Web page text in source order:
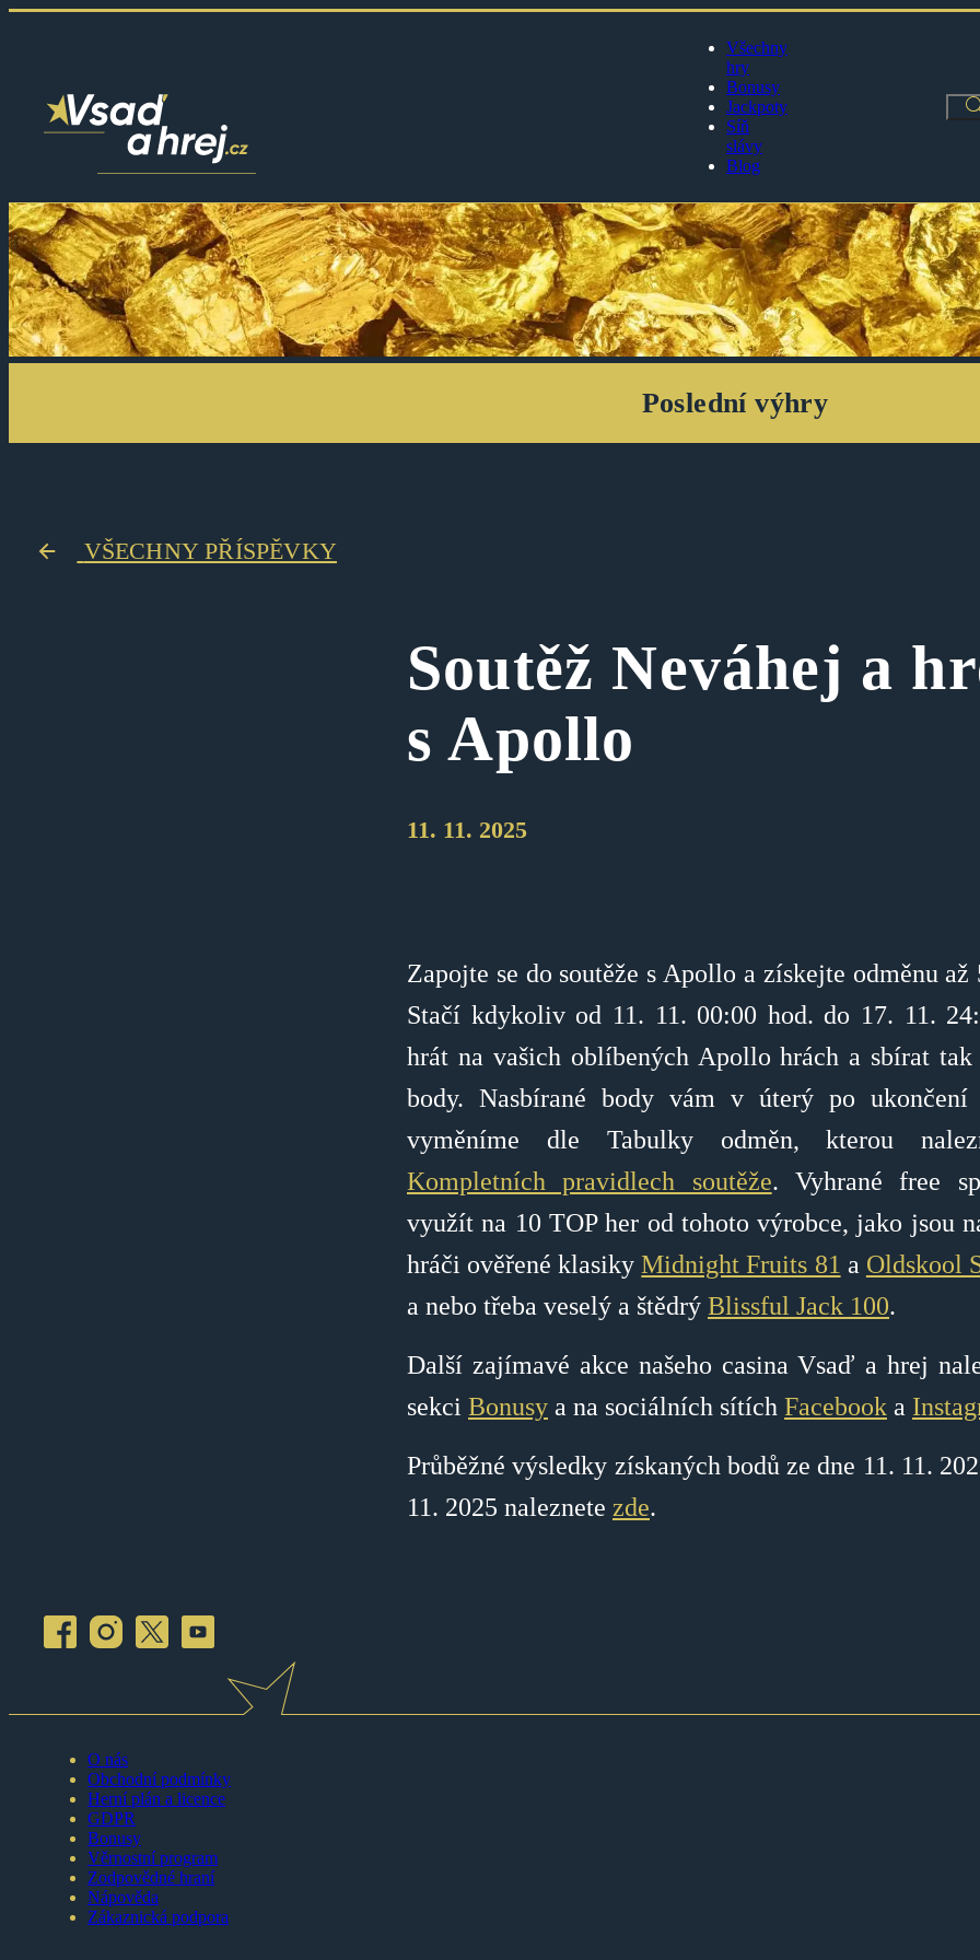
Všechny
hry
Bonusy
Jackpoty
Síň
slávy
Blog
Poslední výhry
VŠECHNY PŘÍSPĚVKY
Soutěž Neváhej a
s Apollo
11. 11. 2025
Zapojte se do soutěže s Apollo a získejte odměnu až
Stačí kdykoliv od 11. 11. 00:00 hod. do 17. 11.
hrát na vašich oblíbených Apollo hrách a sbírat
body. Nasbírané body vám v úterý po ukončení
vyměníme dle Tabulky odměn, kterou
Kompletních pravidlech soutěže. Vyhrané free
využít na 10 TOP her od tohoto výrobce, jako jsou
hráči ověřené klasikyMidnight Fruits 81 a Oldskool
a nebo třeba veselý a štědrý Blissful Jack 100.
Další zajímavé akce našeho casina Vsaď a hrej
sekci Bonusy a na sociálních sítích Facebook a
Průběžné výsledky získaných bodů ze dne 11. 11.
11. 2025 naleznete zde.
O nás
Obchodní podmínky
Herní plán a licence
GDPR
Bonusy
Věrnostní program
Zodpovědné hraní
Nápověda
Zákaznická podpora